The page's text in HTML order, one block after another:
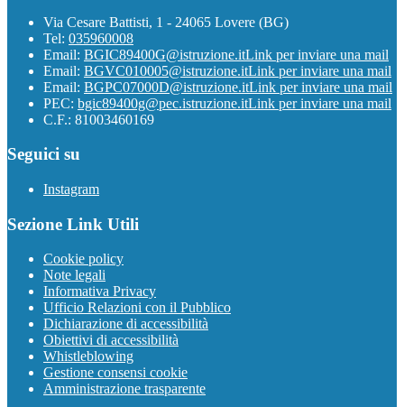
Via Cesare Battisti, 1 - 24065 Lovere (BG)
Tel: 035960008
Email: BGIC89400G@istruzione.itLink per inviare una mail
Email: BGVC010005@istruzione.itLink per inviare una mail
Email: BGPC07000D@istruzione.itLink per inviare una mail
PEC: bgic89400g@pec.istruzione.itLink per inviare una mail
C.F.: 81003460169
Seguici su
Instagram
Sezione Link Utili
Cookie policy
Note legali
Informativa Privacy
Ufficio Relazioni con il Pubblico
Dichiarazione di accessibilità
Obiettivi di accessibilità
Whistleblowing
Gestione consensi cookie
Amministrazione trasparente